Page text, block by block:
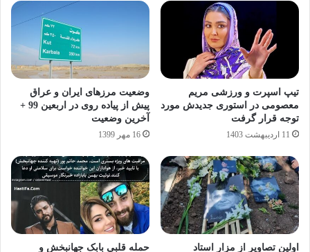
تیپ اسپرت و ورزشی مریم
معصومی‌ در استوری جدیدش مورد
توجه قرار گرفت
11 اردیبهشت 1403
وضعیت مرزهای ایران و عراق
پیش از پیاده روی در اربعین 99 +
آخرین وضعیت
16 مهر 1399
اولین تصاویر از مزار استاد حمله قلبی بابک جهانبخش و